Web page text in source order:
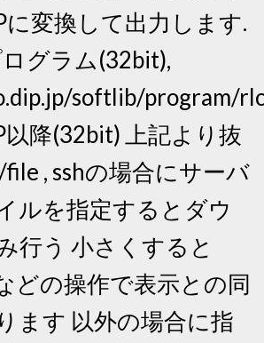
に変換して出力します.
グラム(32bit),
softlib/program/
降(32bit) 上記より抜
file , sshの場合にサーバ
ルを指定するとダウ
行う 小さくすると
どの操作で表示との同
ます 以外の場合に指